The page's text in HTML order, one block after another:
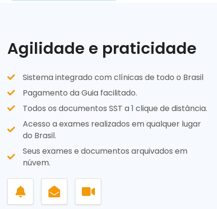
Agilidade e praticidade
Sistema integrado com clínicas de todo o Brasil
Pagamento da Guia facilitado.
Todos os documentos SST a 1 clique de distância.
Acesso a exames realizados em qualquer lugar
do Brasil.
Seus exames e documentos arquivados em
núvem.